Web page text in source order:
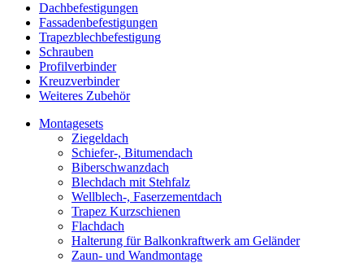
Dachbefestigungen
Fassadenbefestigungen
Trapezblechbefestigung
Schrauben
Profilverbinder
Kreuzverbinder
Weiteres Zubehör
Montagesets
Ziegeldach
Schiefer-, Bitumendach
Biberschwanzdach
Blechdach mit Stehfalz
Wellblech-, Faserzementdach
Trapez Kurzschienen
Flachdach
Halterung für Balkonkraftwerk am Geländer
Zaun- und Wandmontage